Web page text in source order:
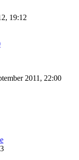
19:12
2011, 22:00